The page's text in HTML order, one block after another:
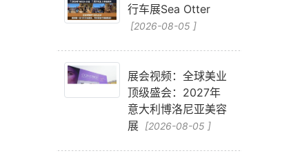
行车展Sea Otter
[2026-08-05 ]
展会视频：全球美业
顶级盛会：2027年
意大利博洛尼亚美容
展 [2026-08-05 ]